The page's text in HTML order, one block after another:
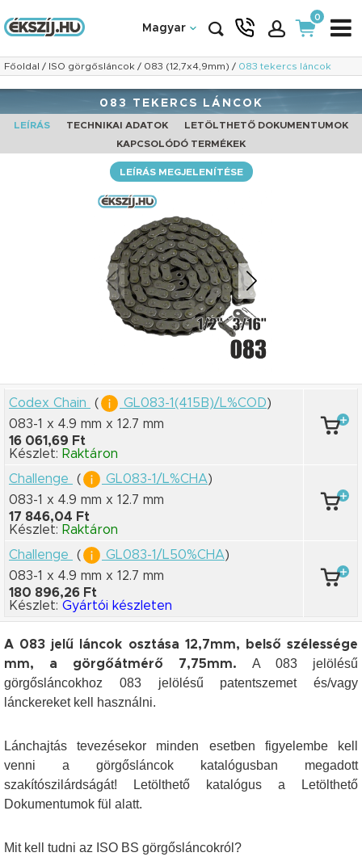
Magyar
0
Főoldal / ISO görgősláncok / 083 (12,7x4,9mm) / 083 tekercs láncok
083 TEKERCS LÁNCOK
LEÍRÁS TECHNIKAI ADATOK
LETÖLTHETŐ DOKUMENTUMOK
KAPCSOLÓDÓ TERMÉKEK
LEÍRÁS MEGJELENÍTÉSE
Codex Chain ( GL083-1(415B)/L%COD)
083-1 x 4.9 mm x 12.7 mm
16 061,69 Ft
Készlet: Raktáron
Challenge
( GL083-1/L%CHA)
083-1 x 4.9 mm x 12.7 mm
17 846,04 Ft
Készlet: Raktáron
Challenge
( GL083-1/L50%CHA)
083-1 x 4.9 mm x 12.7 mm
180 896,26 Ft
Készlet: Gyártói készleten
A 083 jelű láncok osztása 12,7mm, belső szélessége
mm, a görgőátmérő 7,75mm. A 083 jelölésű
görgősláncokhoz 083 jelölésű patentszemet és/vagy
lánckereket kell használni.
Lánchajtás tevezésekor minden esetben figyelembe kell
venni a görgősláncok katalógusban megadott
szakítószilárdságát! Letölthető katalógus a Letölthető
Dokumentumok fül alatt.
Mit kell tudni az ISO BS görgősláncokról?